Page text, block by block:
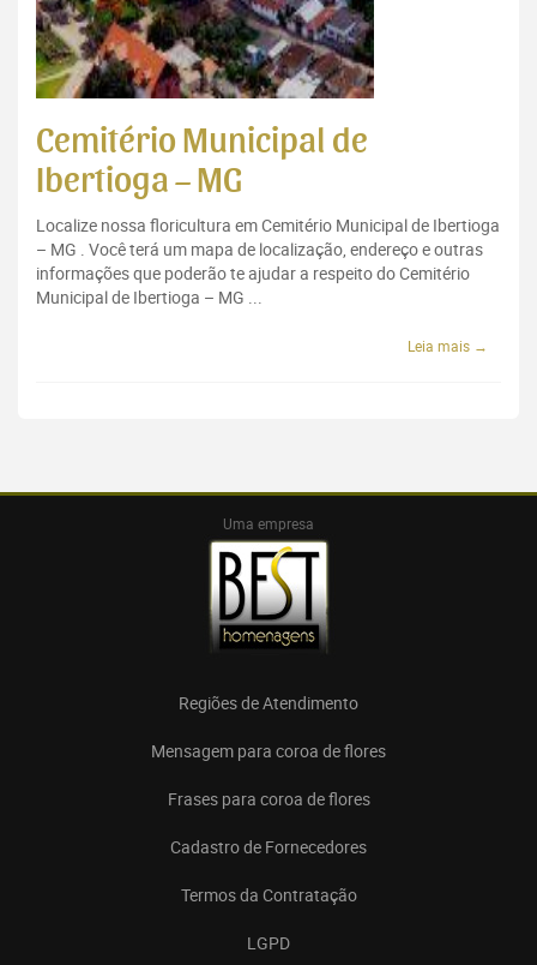
Cemitério Municipal de
Ibertioga – MG
Localize nossa floricultura em Cemitério Municipal de Ibertioga
– MG . Você terá um mapa de localização, endereço e outras
informações que poderão te ajudar a respeito do Cemitério
Municipal de Ibertioga – MG ...
Leia mais →
Uma empresa
Regiões de Atendimento
Mensagem para coroa de flores
Frases para coroa de flores
Cadastro de Fornecedores
Termos da Contratação
LGPD